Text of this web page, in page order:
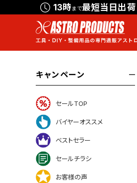
13時まで最短当日出荷
キャンペーン
セールTOP
バイヤーオススメ
ベストセラー
セールチラシ
お客様の声